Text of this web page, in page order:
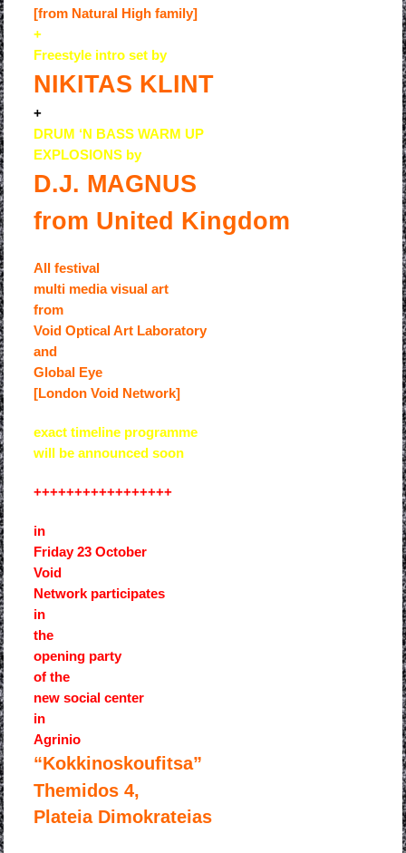
[from Natural High family]
+
Freestyle intro set by
NIKITAS KLINT
+
DRUM ‘N BASS WARM UP
EXPLOSIONS by
D.J. MAGNUS
from United Kingdom
All festival
multi media visual art
from
Void Optical Art Laboratory
and
Global Eye
[London Void Network]
exact timeline programme
will be announced soon
+++++++++++++++++
in
Friday 23 October
Void
Network participates
in
the
opening party
of the
new social center
in
Agrinio
“Kokkinoskoufitsa”
Themidos 4,
Plateia Dimokrateias